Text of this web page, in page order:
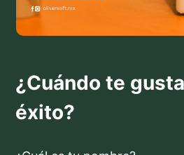
¿Cuándo te
éxito?